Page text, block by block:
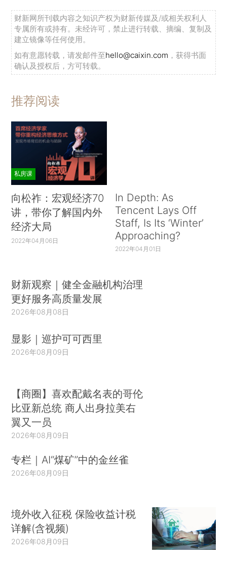
财新网所刊载内容之知识产权为财新传媒及/或相关权利人
专属所有或持有。未经许可，禁止进行转载、摘编、复制及
建立镜像等任何使用。
如有意愿转载，请发邮件至hello@caixin.com ，获得书面
确认及授权后，方可转载。
推荐阅读
私房课
向松祚：宏观经济70
讲，带你了解国内外
经济大局
2022年04月06日
In Depth: As
Tencent Lays Off
Staff, Is Its ‘Winter’
Approaching?
2022年04月01日
财新观察｜健全金融机构治理
更好服务高质量发展
2026年08月08日
显影｜巡护可可西里
2026年08月09日
【商圈】喜欢配戴名表的哥伦
比亚新总统 商人出身拉美右
翼又一员
2026年08月09日
专栏｜AI“煤矿”中的金丝雀
2026年08月09日
境外收入征税 保险收益计税
详解(含视频)
2026年08月09日